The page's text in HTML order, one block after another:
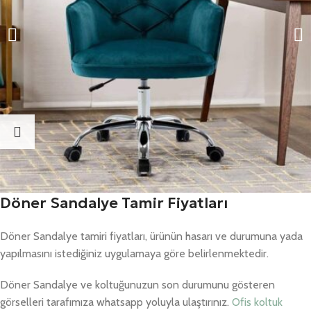
Döner Sandalye Tamir Fiyatları
Döner Sandalye tamiri fiyatları, ürünün hasarı ve durumuna yada
yapılmasını istediğiniz uygulamaya göre belirlenmektedir.
Döner Sandalye ve koltuğunuzun son durumunu gösteren
görselleri tarafımıza whatsapp yoluyla ulaştırınız. Ofis koltuk